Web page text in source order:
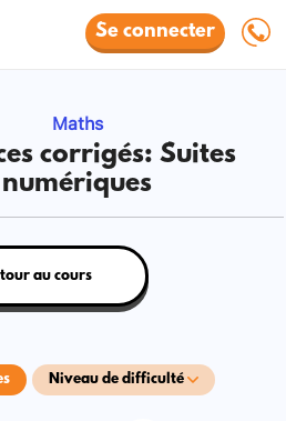
Se connecter
Maths
corrigés: Suites
numériques
Niveau de difficulté
au cours